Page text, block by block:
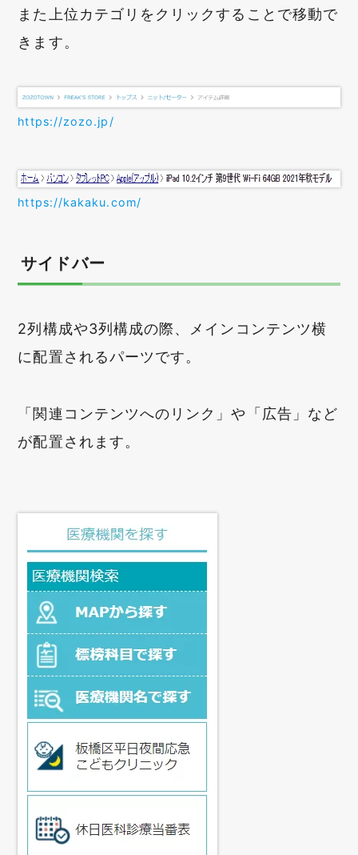
また上位カテゴリをクリックすることで移動で
きます。
https://zozo.jp/
https://kakaku.com/
サイドバー
2列構成や3列構成の際、メインコンテンツ横
に配置されるパーツです。
「関連コンテンツへのリンク」や「広告」など
が配置されます。